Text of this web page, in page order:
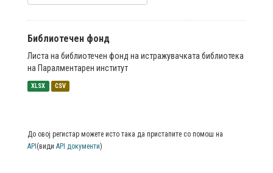
Библиотечен фонд
Листа на библиотечен фонд на истражувачката библиотека
на Паралментарен институт
XLSX CSV
До овој регистар можете исто така да пристапите со помош на
API (види API документи)